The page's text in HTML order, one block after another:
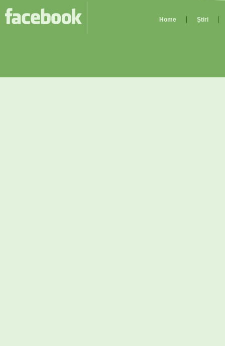
Home Ştiri